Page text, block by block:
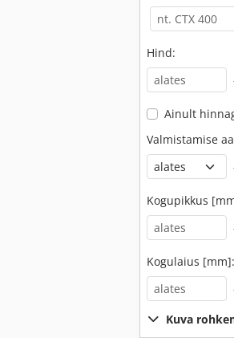
Hind:
Ainult
Valmistamise
Kogupikkus
Kogulaius [mm]:
Kuva